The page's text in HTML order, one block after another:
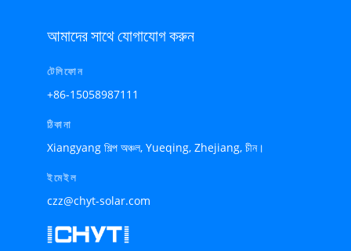
আমাদের সাথে যোগাযোগ করুন
টেলিফোন
+86-15058987111
ঠিকানা
Xiangyang শিল্প অঞ্চল, Yueqing, Zhejiang, চীন।
ইমেইল
czz@chyt-solar.com